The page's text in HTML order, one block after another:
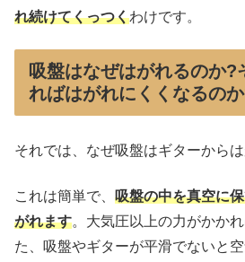
れ続けてくっつくわけです。
吸盤はなぜはがれるのか?
ればはがれにくくなるの
それでは、なぜ吸盤はギターから
これは簡単で、 吸盤の中を真空に
がれます。大気圧以上の力がかか
た、吸盤やギターが平滑でないと